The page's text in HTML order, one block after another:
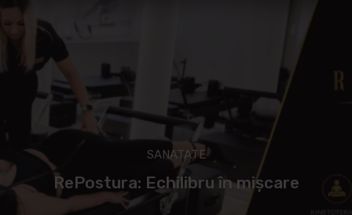
SANATATE
RePostura: Echilibru în mișcare